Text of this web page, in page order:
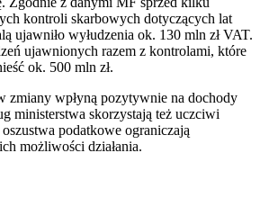
kontroli skarbowych dotyczących lat
ujawniło wyłudzenia ok. 130 mln zł VAT.
ujawnionych razem z kontrolami, które
ok. 500 mln zł.
zmiany wpłyną pozytywnie na dochody
ministerstwa skorzystają też uczciwi
podatkowe ograniczają
możliwości działania.